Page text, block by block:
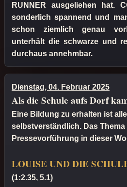
RUNNER ausgeliehen hat.
sonderlich spannend und
schon ziemlich genau
unterhält die schwarze und
durchaus annehmbar.
Dienstag, 04. Februar 2025
Als die Schule aufs Dorf
Eine Bildung zu erhalten ist
selbstverständlich. Das Thema
Pressevorführung in dieser
LOUISE UND DIE
(1:2.35, 5.1)